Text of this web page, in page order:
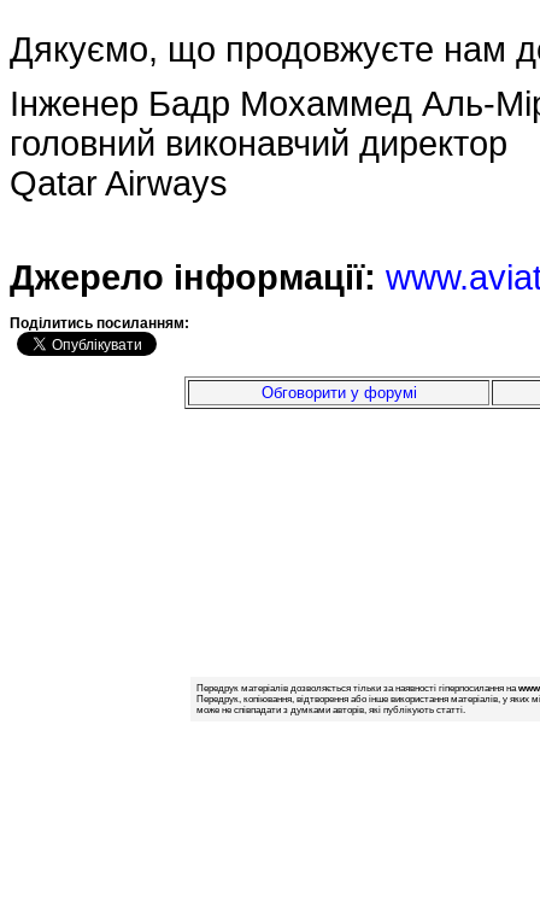
Дякуємо, що продовжуєте нам
Інженер Бадр Мохаммед Аль-
головний виконавчий директор
Qatar Airways
Джерело інформації:
Подiлитись посиланням:
Обговорити у форумі
Передрук матеріалів дозволяється тільки за наявності гіперпосилання на
Передрук, копіювання, відтворення або інше використання матеріалів, у яких
може не співпадати з думками авторів, які публікують статті.